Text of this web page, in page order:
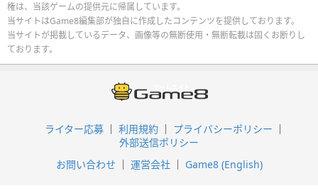
権は、当該ゲームの提供元に帰属しています。
当サイトはGame8編集部が独自に作成したコンテンツを提供しております。
当サイトが掲載しているデータ、画像等の無断使用・無断転載は固くお断りし
ております。
ライター応募 利用規約
プライバシーポリシー
外部送信ポリシー
お問い合わせ
運営会社 Game8 (English)